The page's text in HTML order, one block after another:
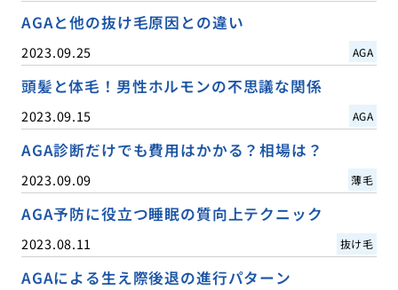
AGAと他の抜け毛原因との違い
2023.09.25 AGA
頭髪と体毛！男性ホルモンの不思議な関係
2023.09.15 AGA
AGA診断だけでも費用はかかる？相場は？
2023.09.09 薄毛
AGA予防に役立つ睡眠の質向上テクニック
2023.08.11 抜け毛
AGAによる生え際後退の進行パターン